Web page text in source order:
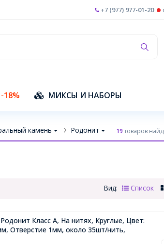
+7 (977) 977-01-20
МИКСЫ И НАБОРЫ
камень Родонит 19товаров
Вид: Список
Класс А, На нитях, Круглые, Цвет:
Отверстие 1мм, около 35шт/нить,